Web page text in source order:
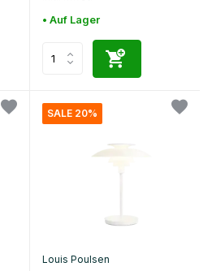
• Auf Lager
SALE 20%
Louis Poulsen